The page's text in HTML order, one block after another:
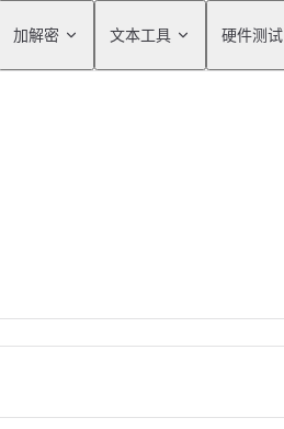
加解密 文本工具 硬件测试